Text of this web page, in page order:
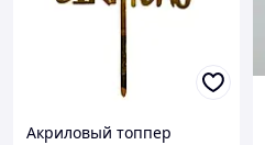
Акриловый топпер